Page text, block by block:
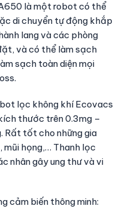
là một robot có thể
di chuyển tự động khắp
lang và các phòng
và có thể làm sạch
sạch toàn diện mọi
lọc không khí Ecovacs
thước trên 0.3mg –
Rất tốt cho những gia
mũi họng,… Thanh lọc
nhân gây ung thư và vi
cảm biến thông minh: